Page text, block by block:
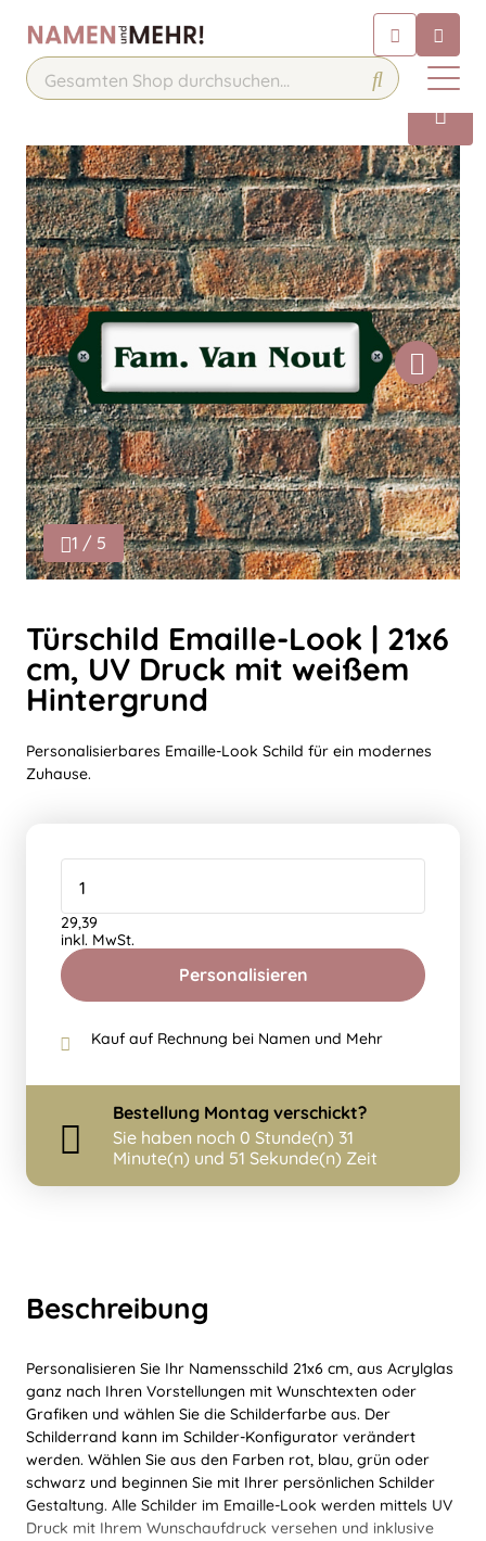
Chatten Sie 24/7 mit unserem
hilfreichen Chatbot
Kontakt
Beschreibung
Personalisieren Sie Ihr Namensschild 21x6 cm, aus Acrylglas
ganz nach Ihren Vorstellungen mit Wunschtexten oder
Grafiken und wählen Sie die Schilderfarbe aus. Der
Schilderrand kann im Schilder-Konfigurator verändert
werden. Wählen Sie aus den Farben rot, blau, grün oder
schwarz und beginnen Sie mit Ihrer persönlichen Schilder
Gestaltung. Alle Schilder im Emaille-Look werden mittels UV
Druck mit Ihrem Wunschaufdruck versehen und inklusive
1 / 5
Türschild Emaille-Look | 21x6
cm, UV Druck mit weißem
Hintergrund
Personalisierbares Emaille-Look Schild für ein modernes
Zuhause.
Personalisieren
29,39
inkl. MwSt.
Kauf auf Rechnung bei Namen und Mehr
Bestellung Montag verschickt?
Sie haben noch 0 Stunde(n) 31
Minute(n) und 51 Sekunde(n) Zeit